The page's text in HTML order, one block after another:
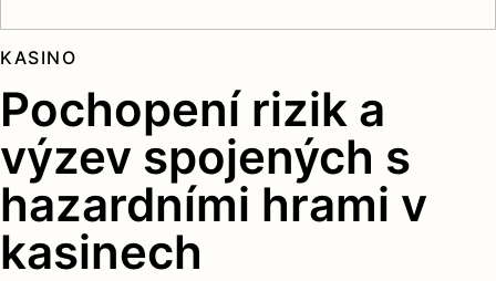
Pochopení rizik a
výzev spojených s
hazardními hrami v
kasinech
KASINO